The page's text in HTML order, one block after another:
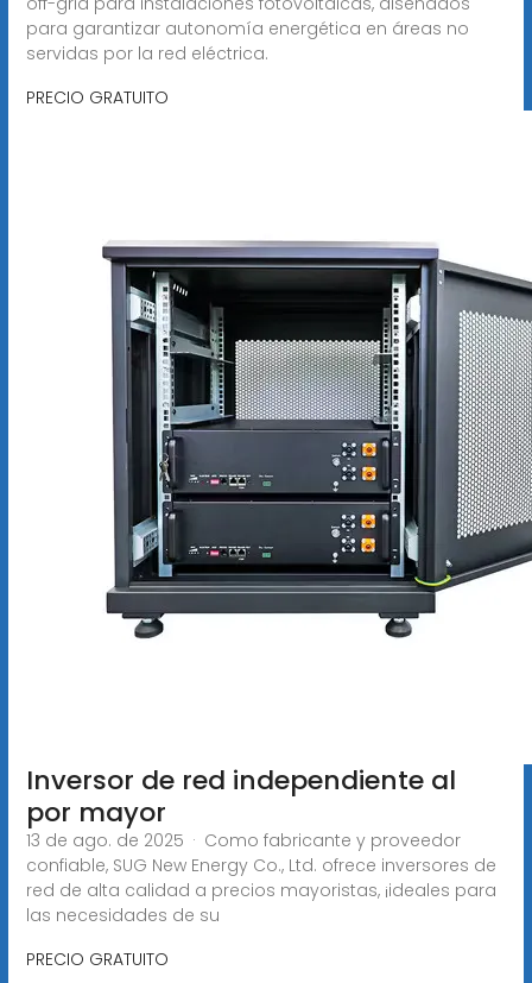
para garantizar autonomía energética en áreas no
servidas por la red eléctrica.
PRECIO GRATUITO
Inversor de red independiente al
por mayor
13 de ago. de 2025 · Como fabricante y proveedor
confiable, SUG New Energy Co., Ltd. ofrece inversores de
red de alta calidad a precios mayoristas, ¡ideales para
las necesidades de su
PRECIO GRATUITO